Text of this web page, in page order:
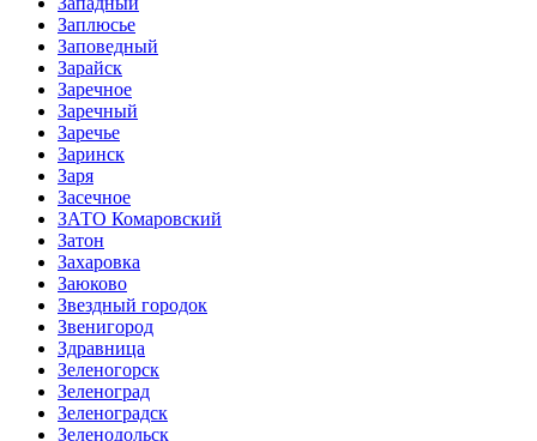
Заплюсье
Заповедный
Зарайск
Заречное
Заречный
Заречье
Заринск
Заря
Засечное
ЗАТО Комаровский
Затон
Захаровка
Заюково
Звездный городок
Звенигород
Здравница
Зеленогорск
Зеленоград
Зеленоградск
Зеленодольск